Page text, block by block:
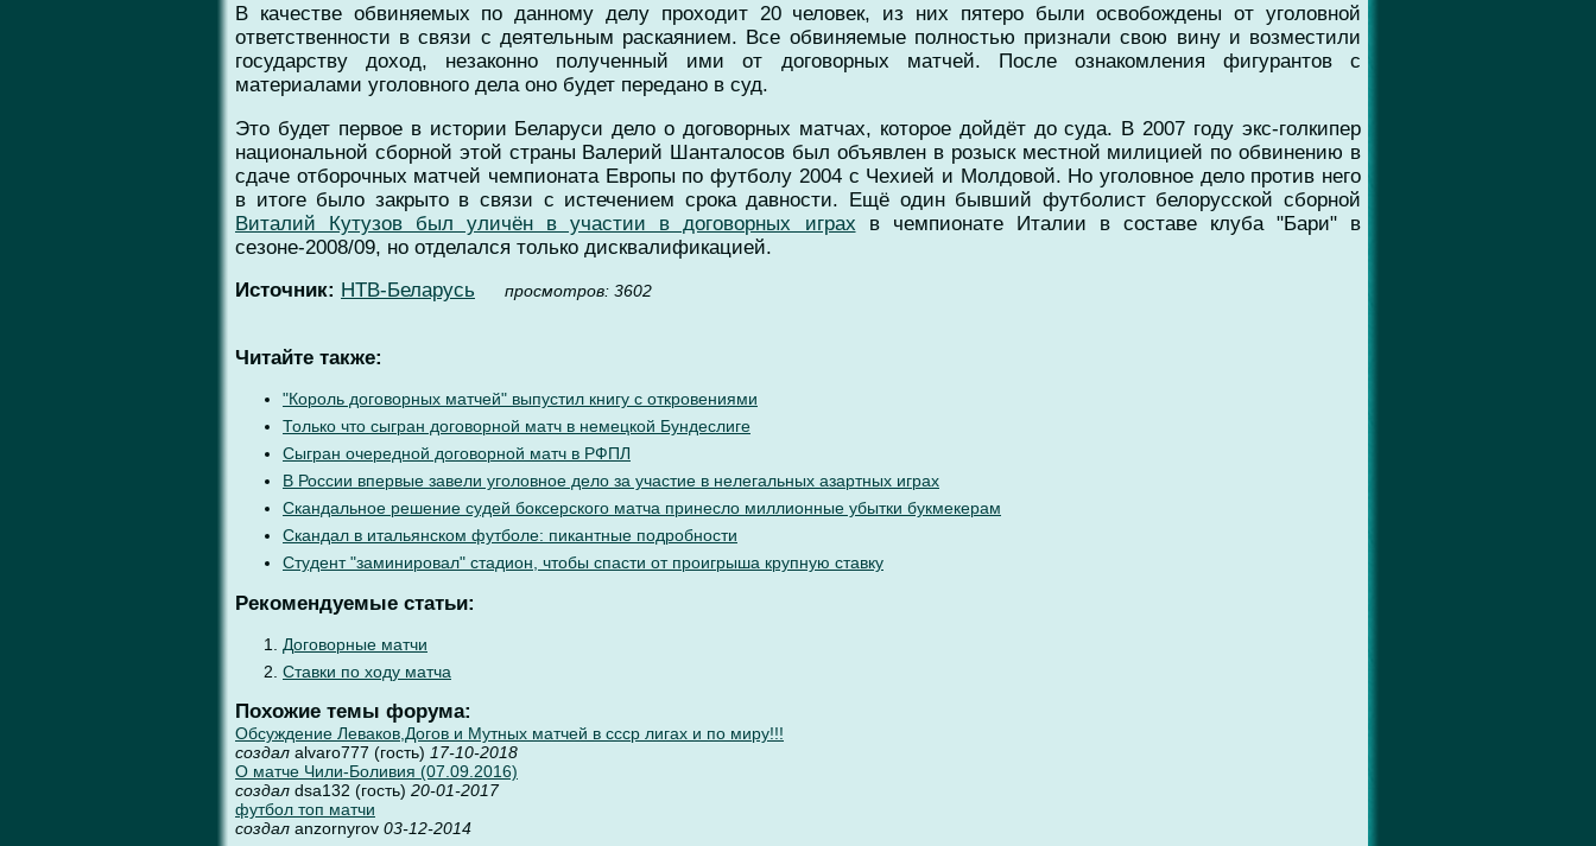
В качестве обвиняемых по данному делу проходит 20 человек, из них пятеро были освобождены от уголовной
ответственности в связи с деятельным раскаянием. Все обвиняемые полностью признали свою вину и возместили
государству доход, незаконно полученный ими от договорных матчей. После ознакомления фигурантов с
материалами уголовного дела оно будет передано в суд.
Это будет первое в истории Беларуси дело о договорных матчах, которое дойдёт до суда. В 2007 году экс-голкипер
национальной сборной этой страны Валерий Шанталосов был объявлен в розыск местной милицией по обвинению в
сдаче отборочных матчей чемпионата Европы по футболу 2004 с Чехией и Молдовой. Но уголовное дело против него
в итоге было закрыто в связи с истечением срока давности. Ещё один бывший футболист белорусской сборной
Виталий Кутузов был уличён в участии в договорных играх в чемпионате Италии в составе клуба "Бари" в
сезоне-2008/09, но отделался только дисквалификацией.
Источник: НТВ-Беларусь проcмотров: 3602
Читайте также:
"Король договорных матчей" выпустил книгу с откровениями
Только что сыгран договорной матч в немецкой Бундеслиге
Сыгран очередной договорной матч в РФПЛ
В России впервые завели уголовное дело за участие в нелегальных азартных играх
Скандальное решение судей боксерского матча принесло миллионные убытки букмекерам
Скандал в итальянском футболе: пикантные подробности
Студент "заминировал" стадион, чтобы спасти от проигрыша крупную ставку
Рекомендуемые статьи:
Договорные матчи
Ставки по ходу матча
Похожие темы форума:
Обсуждение Леваков,Догов и Мутных матчей в ссср лигах и по миру!!!
создал alvaro777 (гость) 17-10-2018
О матче Чили-Боливия (07.09.2016)
создал dsa132 (гость) 20-01-2017
футбол топ матчи
создал anzornyrov 03-12-2014